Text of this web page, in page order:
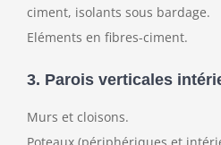
ciment, isolants sous bardage.
Eléments en fibres-ciment.
3. Parois verticales
Murs et cloisons.